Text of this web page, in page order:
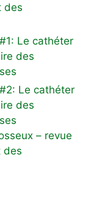
des
Le cathéter
des
Le cathéter
des
– revue
des